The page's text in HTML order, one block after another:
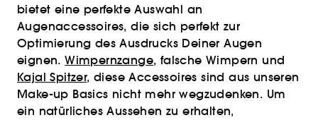
bietet eine perfekte Auswahl an
Augenaccessoires, die sich perfekt zur
Optimierung des Ausdrucks Deiner Augen
eignen.Wimpernzange, falsche Wimpern und
Kajal Spitzer, diese Accessoires sind aus unseren
Make-up Basics nicht mehr wegzudenken. Um
ein natürliches Aussehen zu erhalten,